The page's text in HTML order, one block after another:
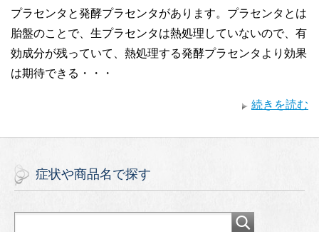
プラセンタと発酵プラセンタがあります。プラセンタとは
胎盤のことで、生プラセンタは熱処理していないので、有
効成分が残っていて、熱処理する発酵プラセンタより効果
は期待できる・・・
続きを読む
症状や商品名で探す